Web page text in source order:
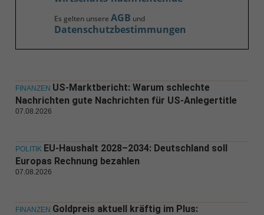
Es gelten unsere AGB und
Datenschutzbestimmungen
FINANZEN US-Marktbericht: Warum schlechte
Nachrichten gute Nachrichten für US-Anlegertitle
07.08.2026
POLITIK EU-Haushalt 2028–2034: Deutschland soll
Europas Rechnung bezahlen
07.08.2026
FINANZEN Goldpreis aktuell kräftig im Plus: